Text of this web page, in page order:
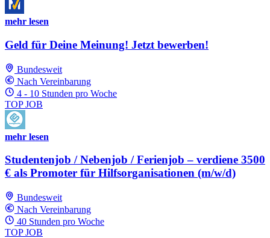
mehr lesen
Geld für Deine Meinung! Jetzt bewerben!
Bundesweit
Nach Vereinbarung
4 - 10 Stunden pro Woche
TOP JOB
mehr lesen
Studentenjob / Nebenjob / Ferienjob – verdiene 3500
€ als Promoter für Hilfsorganisationen (m/w/d)
Bundesweit
Nach Vereinbarung
40 Stunden pro Woche
TOP JOB